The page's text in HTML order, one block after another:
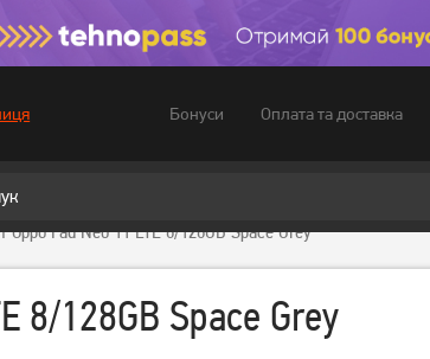
Бонуси Оплата та доставка
Pad Neo 11 LTE 8/128GB Space Grey
8/128GB Space Grey